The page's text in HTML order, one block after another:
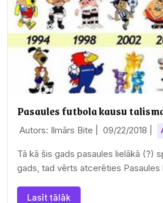
Pasaules futbola kausu
Autors: Ilmārs Bite | 09/22/2018
Tā kā šis gads pasaules lielākā (?)
gads, tad vērts atcerēties Pasaules
Lasīt tālāk